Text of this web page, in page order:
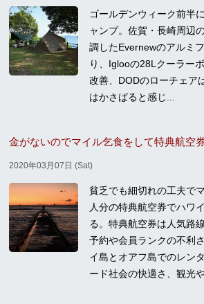
ゴールデンウィーク前半
ャンプ。佐賀・長崎周辺
調したEvernewのアルミ
り、Iglooの28Lクーラー
改善、DODのローチェア
はかさばると感じ...
2020年03月07日 (Sat)
貧乏でも細切れの工夫で
人分の特典航空券でハワ
る。特典航空券は人気路
予約や会員ランクの不利
イ島とオアフ島でのレン
ード社会の快適さ、観光